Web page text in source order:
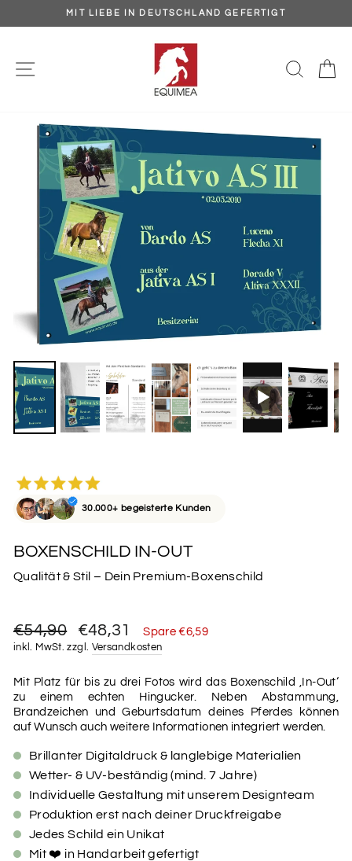
Pause
Diashow
MIT LIEBE IN DEUTSCHLAND GEFERTIGT
SEITENNAVIGATION
30.000+ begeisterte Kunden
BOXENSCHILD IN-OUT
Qualität & Stil – Dein Premium-Boxenschild
Normaler
Preis
€54,90 Sonderpreis
€48,31 Spare €6,59
inkl. MwSt. zzgl. Versandkosten
Mit Platz für bis zu drei Fotos wird das Boxenschild ‚In-Out‘
zu einem echten Hingucker. Neben Abstammung,
Brandzeichen und Geburtsdatum deines Pferdes können
auf Wunsch auch weitere Informationen integriert werden.
Brillanter Digitaldruck & langlebige Materialien
Wetter- & UV-beständig (mind. 7 Jahre)
Individuelle Gestaltung mit unserem Designteam
Produktion erst nach deiner Druckfreigabe
Jedes Schild ein Unikat
Mit ❤️ in Handarbeit gefertigt